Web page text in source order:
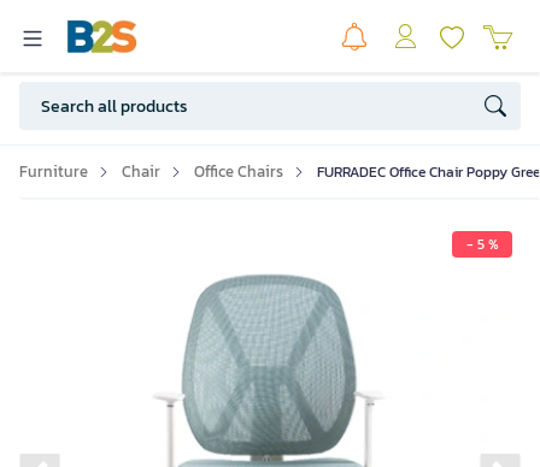
Furniture Chair Office Chairs FURRADEC Office Chair Poppy
- 5 %